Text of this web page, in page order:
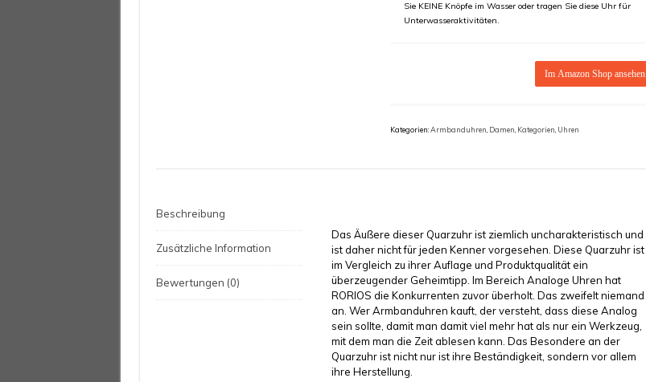
Sie KEINE Knöpfe im Wasser oder tragen Sie diese Uhr für
Unterwasseraktivitäten.
Im Amazon Shop ansehen
Kategorien:Armbanduhren Damen Kategorien Uhren
Beschreibung
Zusätzliche Information
Bewertungen (0)
Das Äußere dieser Quarzuhr ist ziemlich uncharakteristisch und
ist daher nicht für jeden Kenner vorgesehen. Diese Quarzuhr ist
im Vergleich zu ihrer Auflage und Produktqualität ein
überzeugender Geheimtipp. Im Bereich Analoge Uhren hat
RORIOS die Konkurrenten zuvor überholt. Das zweifelt niemand
an. Wer Armbanduhren kauft, der versteht, dass diese Analog
sein sollte, damit man damit viel mehr hat als nur ein Werkzeug,
mit dem man die Zeit ablesen kann. Das Besondere an der
Quarzuhr ist nicht nur ist ihre Beständigkeit, sondern vor allem
ihre Herstellung.